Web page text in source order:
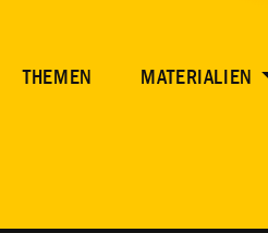
THEMEN MATERIALIEN